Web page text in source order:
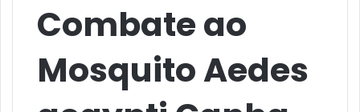
Combate ao
Mosquito Aedes